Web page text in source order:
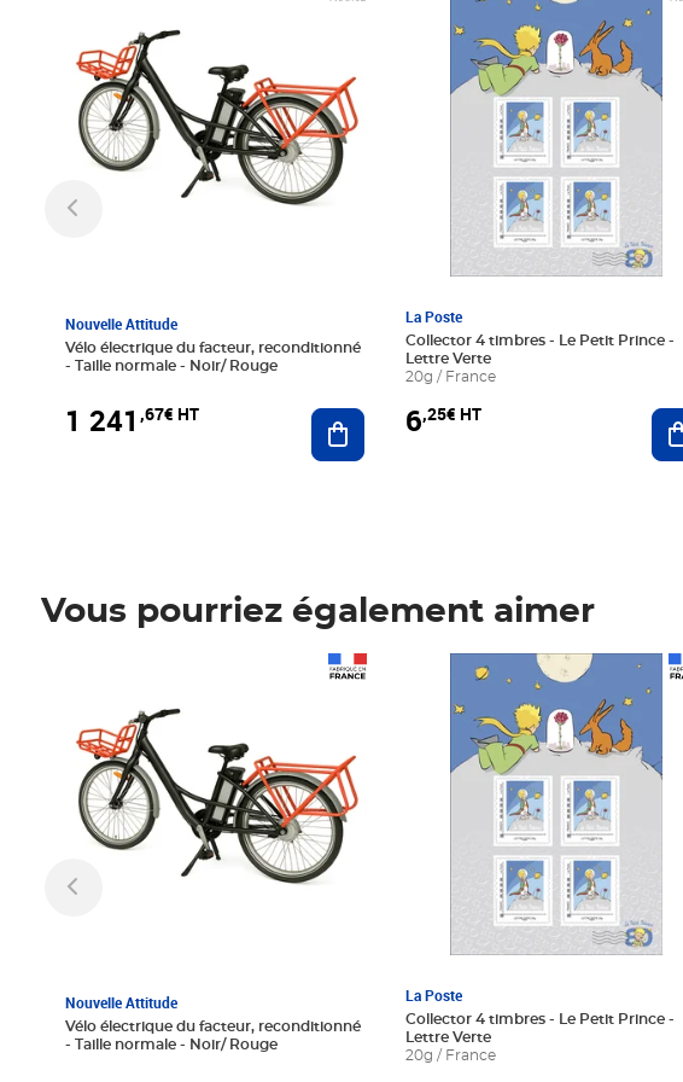
Nouvelle Attitude
Vélo électrique du facteur, reconditionné
- Taille normale - Noir/ Rouge
1 241 ,67€ HT Ajouter au panier
La Poste
Collector 4 timbres - Le Petit Prince -
Lettre Verte
20g / France
6,25€ HT
Vous pourriez également aimer
Nouvelle Attitude
Vélo électrique du facteur, reconditionné
- Taille normale - Noir/ Rouge
La Poste
Collector 4 timbres - Le Petit Prince -
Lettre Verte
20g / France
Prix 6,25€ HT